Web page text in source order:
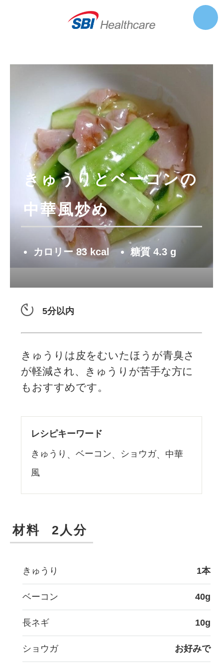
きゅうりとベーコンの
中華風炒め
カロリー83 kcal 糖質4.3 g
5分以内
きゅうりは皮をむいたほうが青臭さ
が軽減され、きゅうりが苦手な方に
もおすすめです。
レシピキーワード
きゅうり
ベーコン ショウガ
中華
風
材料 2人分
きゅうり 1本
ベーコン 40g
長ネギ 10g
ショウガ お好みで